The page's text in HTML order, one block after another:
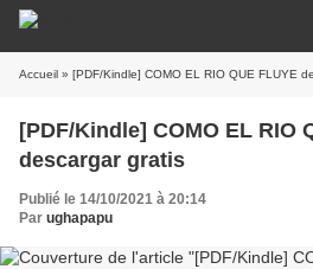
Accueil » [PDF/Kindle] COMO EL RIO QUE FLUYE
[PDF/Kindle] COMO EL RIO
descargar gratis
Publié le 14/10/2021 à 20:14
Par ughapapu